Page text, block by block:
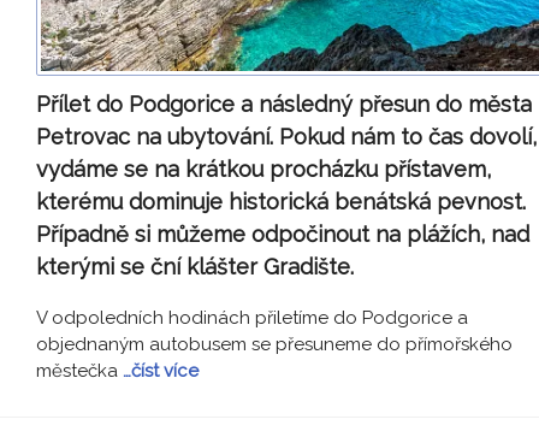
Přílet do Podgorice a následný přesun do města
Petrovac na ubytování. Pokud nám to čas dovolí,
vydáme se na krátkou procházku přístavem,
kterému dominuje historická benátská pevnost.
Případně si můžeme odpočinout na plážích, nad
kterými se ční klášter Gradište.
V odpoledních hodinách přiletíme do Podgorice a
objednaným autobusem se přesuneme do přímořského
městečka …číst více